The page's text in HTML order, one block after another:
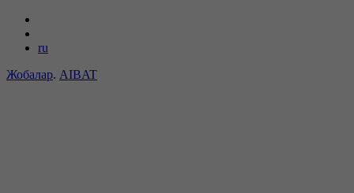
ru
Жобалар. AIBAT